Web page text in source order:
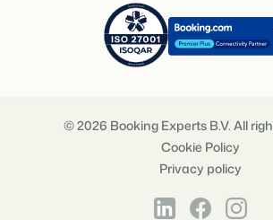
© 2026 Booking Experts B.V. All
Cookie Policy
Privacy policy